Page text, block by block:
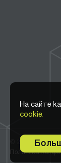
На сайте
cookie.
© 2011-2026 ООО
Политика